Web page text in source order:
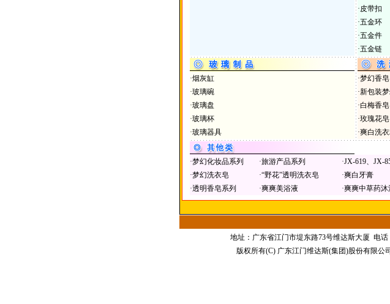
·皮带扣
·五金环
·五金件
·五金链
·烟灰缸
·玻璃碗
·玻璃盘
·玻璃杯
·玻璃器具
·梦幻香皂
·新包装
·白梅香皂
·玫瑰花皂
·爽白洗
·梦幻化妆品系列 ·旅游产品系列 ·JX-619、JX-
·梦幻洗衣皂 ·“野花”透明洗衣皂 ·爽白牙膏
·透明香皂系列 ·爽爽美浴液 ·爽爽中草药沐
地址：广东省江门市堤东路73号维达斯大厦 电话
版权所有(C) 广东江门维达斯(集团)股份有限公